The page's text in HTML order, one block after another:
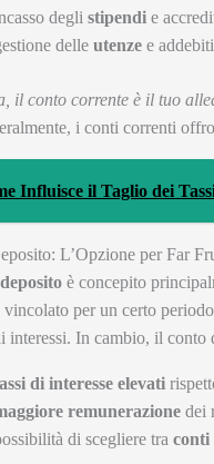
degli stipendi e
delle utenze e
il conto corrente è il tuo
i conti correnti
Influisce il Taglio dei
L’Opzione per Far
è concepito
vincolato per un certo
interessi. In cambio, il conto
di interesse elevati
remunerazione dei
di scegliere tra conti